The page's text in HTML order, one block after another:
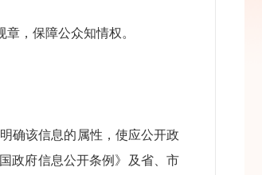
，保障公众知情权。
确该信息的属性，使应公开政
政府信息公开条例》及省、市